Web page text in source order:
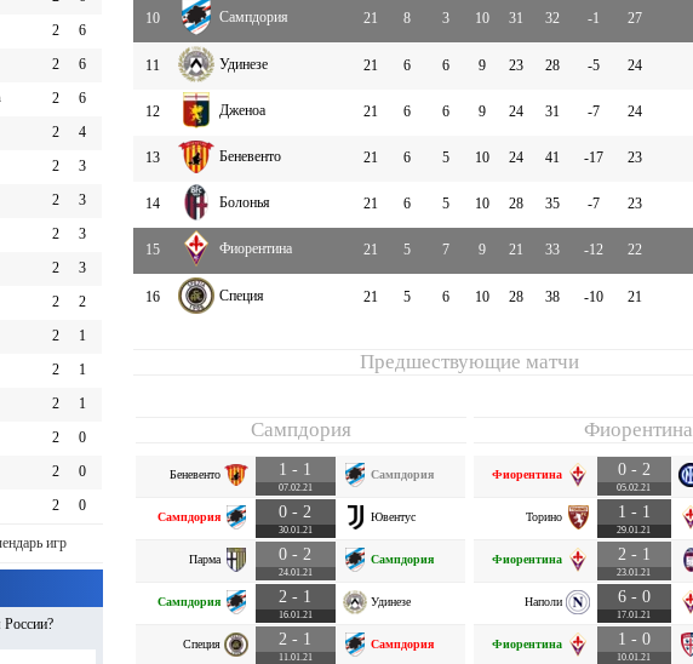
2
6
2
6
2
6
2
4
2
3
2
3
2
3
2
3
2
2
2
1
2
1
2 1
2 0
2 0
2 0
игр
10
Сампдория 21 8 3 10 31 32 -1 27
11 Удинезе 21 6 6 9 23 28 -5 24
12 Дженоа 21 6 6 9 24 31 -7 24
13 Беневенто 21 6 5 10 24 41 -17 23
14 Болонья 21 6 5 10 28 35 -7 23
15 Фиорентина 21 5 7 9 21 33 -12 22
16 Специя 21 5 6 10 28 38 -10 21
Предшествующие матчи
Сампдория
Беневенто 1 - 1
07.02.21
Сампдория
Сампдория 0 - 2
30.01.21
Ювентус
Парма 0 - 2
24.01.21
Сампдория
Сампдория 2 - 1
16.01.21
Удинезе
Специя 2 - 1
11.01.21
Сампдория
Фиорентина
Фиорентина 0 - 2
05.02.21
Торино 1 - 1
29.01.21
Фиорентина 2 - 1
23.01.21
Наполи 6 - 0
17.01.21
Фиорентина 1 - 0
10.01.21